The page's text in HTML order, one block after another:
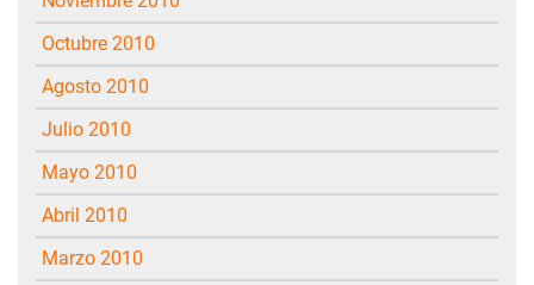
octubre 2010
agosto 2010
julio 2010
mayo 2010
abril 2010
marzo 2010